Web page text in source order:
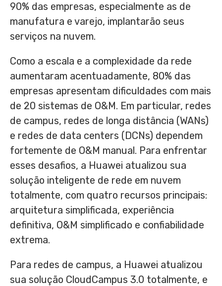
90% das empresas, especialmente as de
manufatura e varejo, implantarão seus
serviços na nuvem.
Como a escala e a complexidade da rede
aumentaram acentuadamente, 80% das
empresas apresentam dificuldades com mais
de 20 sistemas de O&M. Em particular, redes
de campus, redes de longa distância (WANs)
e redes de data centers (DCNs) dependem
fortemente de O&M manual. Para enfrentar
esses desafios, a Huawei atualizou sua
solução inteligente de rede em nuvem
totalmente, com quatro recursos principais:
arquitetura simplificada, experiência
definitiva, O&M simplificado e confiabilidade
extrema.
Para redes de campus, a Huawei atualizou
sua solução CloudCampus 3.0 totalmente, e